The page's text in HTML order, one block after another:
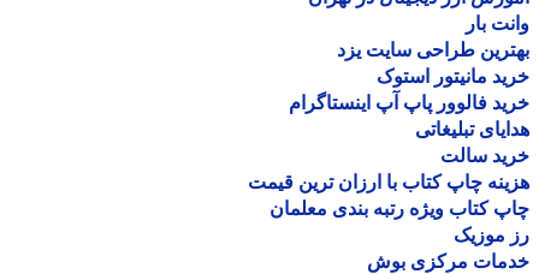
بار
طراحی سایت یزد
مانیتور استوک
فالوور پاپ آپ اینستاگرام
تبلیغاتی
سالت
چاپ کتاب با ارزان ترین قیمت
کتاب ویژه رتبه بندی معلمان
موزیک
مرکزی بوش